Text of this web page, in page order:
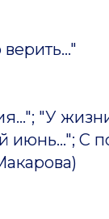
"У
июнь..."; С